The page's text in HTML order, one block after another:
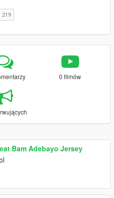
0 filmów
Bam Adebayo Jersey